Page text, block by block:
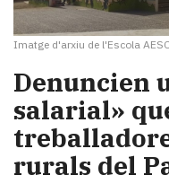
Imatge d'arxiu de l'Escola
Denuncien
salarial»
rurals del